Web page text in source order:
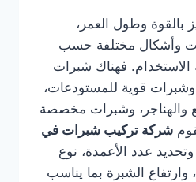
بالقوة وطول العمر،
وأشكال مختلفة حسب
فهناك شبرات
قوية للمستودعات،
والهناجر، وشبرات مخصصة
شركة تركيب شبرات في
وتحديد عدد الأعمدة، نوع
وارتفاع الشبرة بما يناسب